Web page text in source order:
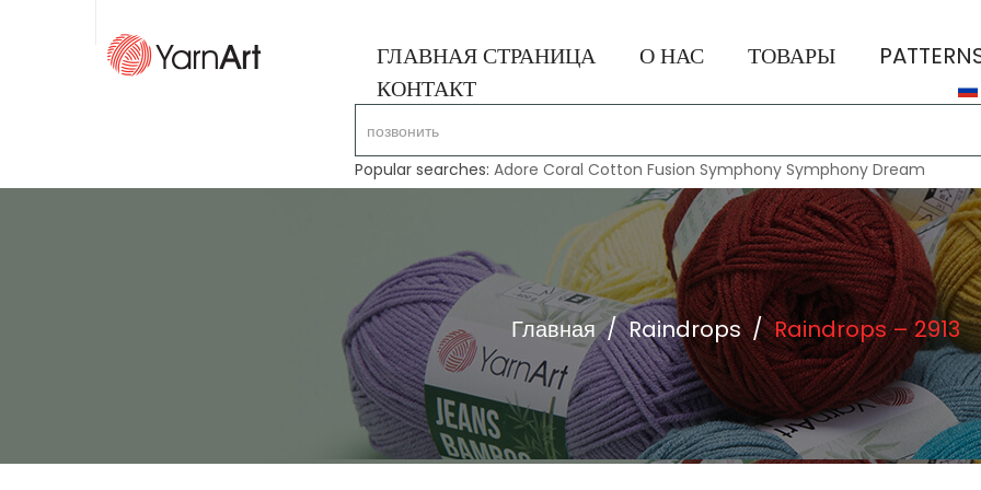
ГЛАВНАЯ СТРАНИЦА О НАС ТОВАРЫ
КОНТАКТ
Popular searches:Adore Coral Cotton Fusion Symphony Symphony Dream
Главная / Raindrops / Raindrops – 2913